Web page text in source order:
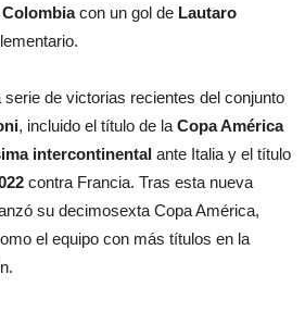
Colombiacon un gol de Lautaro
de victorias recientes del conjunto
, incluido el título de la Copa América
intercontinental ante Italia y el título
contra Francia. Tras esta nueva
su decimosexta Copa América,
el equipo con más títulos en la